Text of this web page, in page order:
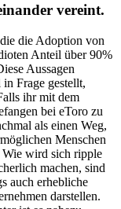
vereint.
die Adoption von
Anteil über 90%
Aussagen
Frage gestellt,
ihr mit dem
bei eToro zu
als einen Weg,
Menschen
Wie wird sich ripple
machen, sind
auch erhebliche
darstellen.